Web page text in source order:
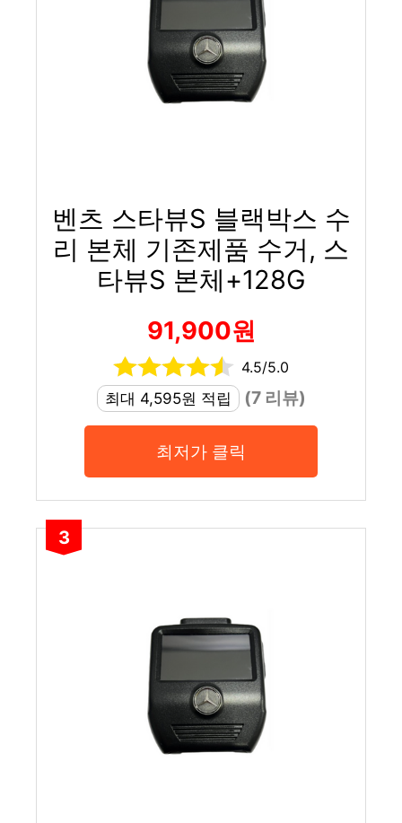
벤츠 스타뷰S 블랙박스 수
리 본체 기존제품 수거, 스
타뷰S 본체+128G
91,900원
4.5/5.0
최대 4,595원 적립
(7 리뷰)
최저가 클릭
3